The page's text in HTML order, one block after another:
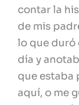
contar la
de mis
lo que duró
día y
que estaba
aquí, o me